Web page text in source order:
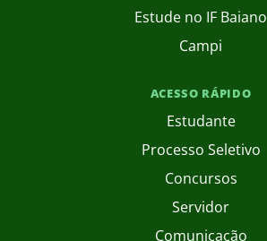
Estude no IF Baiano
Campi
ACESSO RÁPIDO
Estudante
Processo Seletivo
Concursos
Servidor
Comunicação